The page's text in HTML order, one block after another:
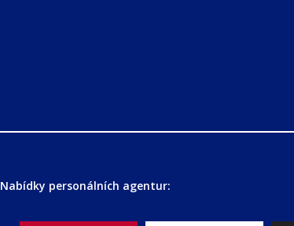
Nabídky personálních agentur: